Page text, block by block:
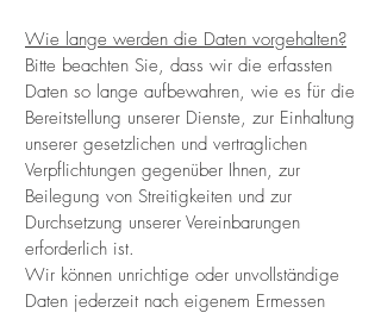
Wie lange werden die Daten vorgehalten?
Bitte beachten Sie, dass wir die erfassten
Daten so lange aufbewahren, wie es für die
Bereitstellung unserer Dienste, zur Einhaltung
unserer gesetzlichen und vertraglichen
Verpflichtungen gegenüber Ihnen, zur
Beilegung von Streitigkeiten und zur
Durchsetzung unserer Vereinbarungen
erforderlich ist.
Wir können unrichtige oder unvollständige
Daten jederzeit nach eigenem Ermessen